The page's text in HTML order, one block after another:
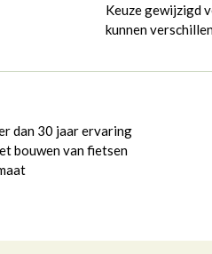
Keuze gewijzigd
kunnen
dan 30 jaar ervaring
bouwen van fietsen